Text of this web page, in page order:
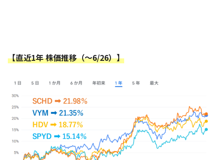
【直近1年 株価推移（～6/26）】